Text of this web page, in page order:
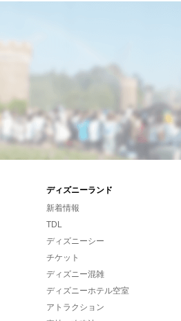
ディズニーランド
新着情報
TDL
ディズニーシー
チケット
ディズニー混雑
ディズニーホテル空室
アトラクション